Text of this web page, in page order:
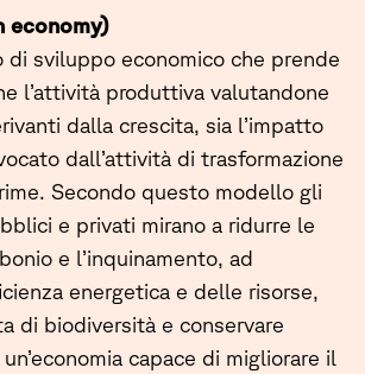
economy)
sviluppo economico che prende
l’attività produttiva valutandone
dalla crescita, sia l’impatto
dall’attività di trasformazione
Secondo questo modello gli
e privati ​​mirano a ridurre le
e l’inquinamento, ad
energetica e delle risorse,
di biodiversità e conservare
un’economia capace di migliorare il